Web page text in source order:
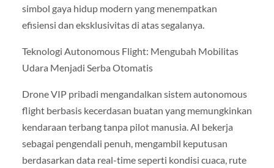
simbol gaya hidup modern yang menempatkan
efisiensi dan eksklusivitas di atas segalanya.
Teknologi Autonomous Flight: Mengubah Mobilitas
Udara Menjadi Serba Otomatis
Drone VIP pribadi mengandalkan sistem autonomous
flight berbasis kecerdasan buatan yang memungkinkan
kendaraan terbang tanpa pilot manusia. AI bekerja
sebagai pengendali penuh, mengambil keputusan
berdasarkan data real-time seperti kondisi cuaca, rute